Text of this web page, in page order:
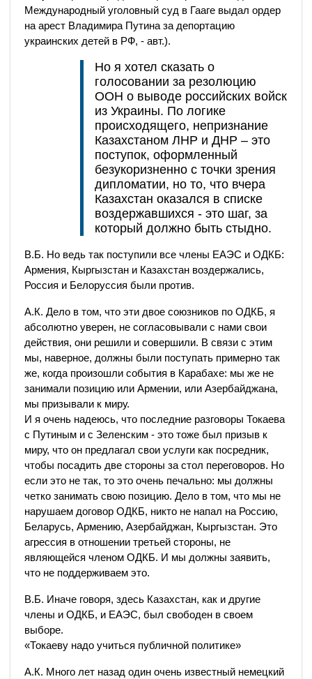
Международный уголовный суд в Гааге выдал ордер
на арест Владимира Путина за депортацию
украинских детей в РФ, - авт.).
Но я хотел сказать о
голосовании за резолюцию
ООН о выводе российских войск
из Украины. По логике
происходящего, непризнание
Казахстаном ЛНР и ДНР – это
поступок, оформленный
безукоризненно с точки зрения
дипломатии, но то, что вчера
Казахстан оказался в списке
воздержавшихся - это шаг, за
который должно быть стыдно.
В.Б. Но ведь так поступили все члены ЕАЭС и ОДКБ:
Армения, Кыргызстан и Казахстан воздержались,
Россия и Белоруссия были против.
А.К. Дело в том, что эти двое союзников по ОДКБ, я
абсолютно уверен, не согласовывали с нами свои
действия, они решили и совершили. В связи с этим
мы, наверное, должны были поступать примерно так
же, когда произошли события в Карабахе: мы же не
занимали позицию или Армении, или Азербайджана,
мы призывали к миру.
И я очень надеюсь, что последние разговоры Токаева
с Путиным и с Зеленским - это тоже был призыв к
миру, что он предлагал свои услуги как посредник,
чтобы посадить две стороны за стол переговоров. Но
если это не так, то это очень печально: мы должны
четко занимать свою позицию. Дело в том, что мы не
нарушаем договор ОДКБ, никто не напал на Россию,
Беларусь, Армению, Азербайджан, Кыргызстан. Это
агрессия в отношении третьей стороны, не
являющейся членом ОДКБ. И мы должны заявить,
что не поддерживаем это.
В.Б. Иначе говоря, здесь Казахстан, как и другие
члены и ОДКБ, и ЕАЭС, был свободен в своем
выборе.
«Токаеву надо учиться публичной политике»
А.К. Много лет назад один очень известный немецкий